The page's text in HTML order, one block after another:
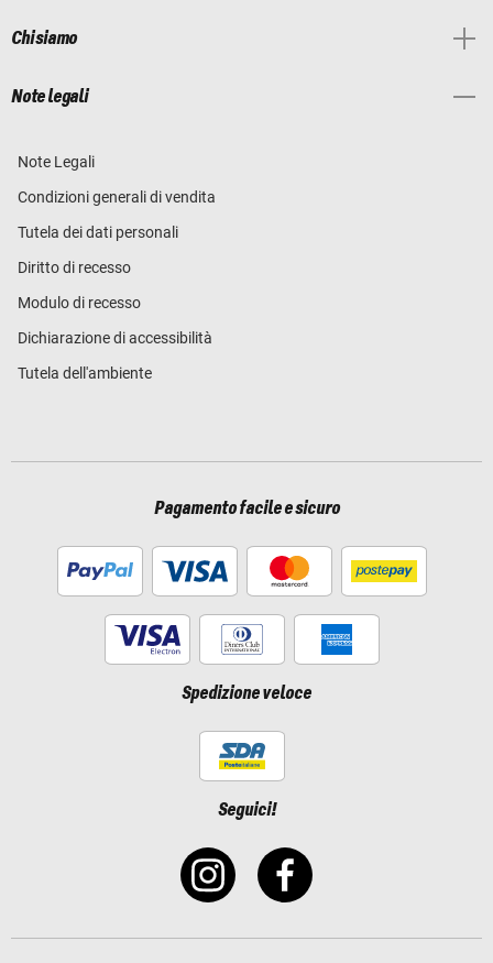
Chi siamo
Note legali
Note Legali
Condizioni generali di vendita
Tutela dei dati personali
Diritto di recesso
Modulo di recesso
Dichiarazione di accessibilità
Tutela dell'ambiente
Pagamento facile e sicuro
Spedizione veloce
Seguici!